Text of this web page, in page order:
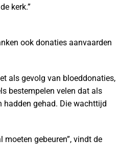
kerk.”
ook donaties aanvaarden
als gevolg van bloeddonaties,
bestempelen velen dat als
hadden gehad. Die wachttijd
gebeuren”, vindt de